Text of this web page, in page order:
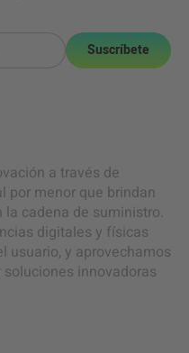
Suscríbete
a través de
por menor que brindan
cadena de suministro.
digitales y físicas
usuario, y aprovechamos
innovadoras